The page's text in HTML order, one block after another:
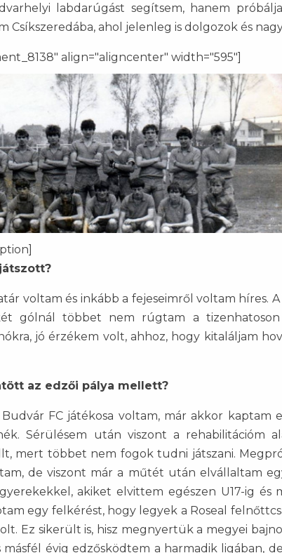
labdarúgást segítsem, hanem
Csíkszeredába, ahol jelenleg is dolgozok és
align="aligncenter" width="595"]
voltam és inkább a fejeseimről voltam híres.
gólnál többet nem rúgtam a tizenhatoson
jó érzékem volt, ahhoz, hogy kitaláljam
az edzői pálya mellett?
FC játékosa voltam, már akkor kaptam
Sérülésem után viszont a rehabilitációm
mert többet nem fogok tudni játszani.
de viszont már a műtét után elvállaltam
akiket elvittem egészen U17-ig
egy felkérést, hogy legyek a Roseal
Ez sikerült is, hisz megnyertük a megyei
évig edzősködtem a harmadik ligában,